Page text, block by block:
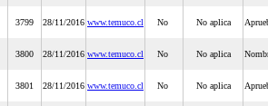
3799 28/11/2016 www.temuco.cl No No aplica
3800 28/11/2016 www.temuco.cl No No aplica
3801 28/11/2016 www.temuco.cl No No aplica